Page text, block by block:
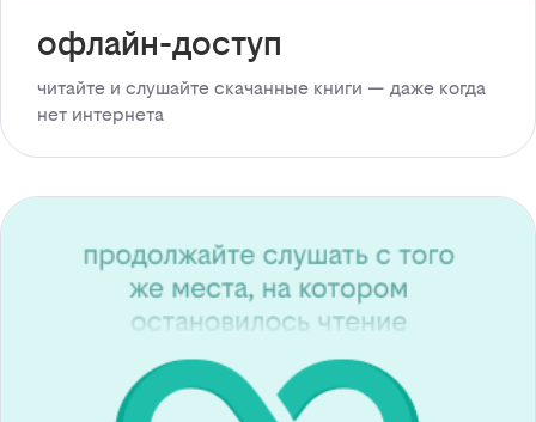
офлайн-доступ
читайте и слушайте скачанные книги — даже когда
нет интернета